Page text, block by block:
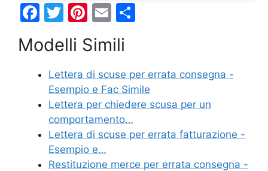
F
c
e
b
o
o
k
T
w
itt
er
Pi
nt
er
e
st
E
m
ai
l
di
vi
di
Modelli Simili
Lettera di scuse per errata consegna -
Esempio e Fac Simile
Lettera per chiedere scusa per un
comportamento…
Lettera di scuse per errata fatturazione -
Esempio e…
Restituzione merce per errata consegna -